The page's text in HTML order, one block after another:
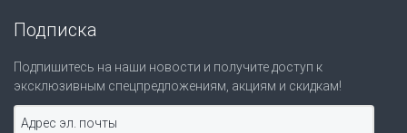
Подписка
Подпишитесь на наши новости и получите доступ к
эксклюзивным спецпредложениям, акциям и скидкам!